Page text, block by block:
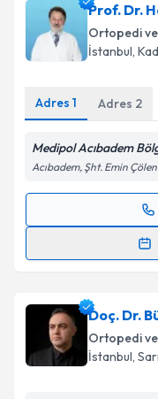
Prof. Dr.
Ortopedi
İstanbul,
Adres 1 Adres 2
Medipol Acıbadem
Acıbadem, Şht. Emin
Randevu
almanız için bir
bilgilendireceğiz.
E-posta
Doç. Dr.
Ortopedi
İstanbul,